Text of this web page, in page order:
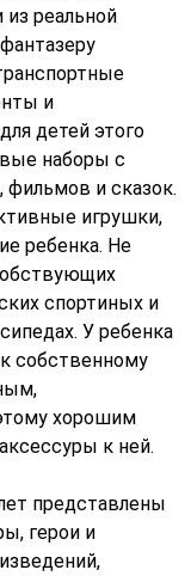
из реальной
и
детей этого
наборы с
фильмов и сказок.
игрушки,
ребенка. Не
спортиных и
У ребенка
собственному
хорошим
к ней.
представлены
герои и